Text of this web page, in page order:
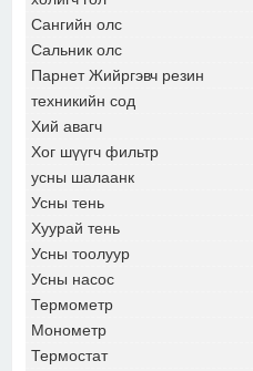
Сангийн олс
Сальник олс
Парнет Жийргэвч резин
техникийн сод
Хий авагч
Хог шүүгч фильтр
усны шалаанк
Усны тень
Хуурай тень
Усны тоолуур
Усны насос
Термометр
Монометр
Термостат